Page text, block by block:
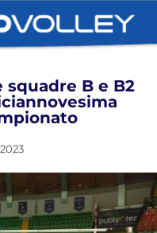
B e B2